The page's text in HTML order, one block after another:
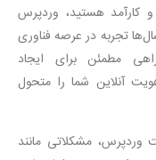
کارآمد هستید، وردپرس
تجربه در عرصه فناوری
مطمئن برای ایجاد
آنلاین شما را متحول
وردپرس، مشکلاتی مانند